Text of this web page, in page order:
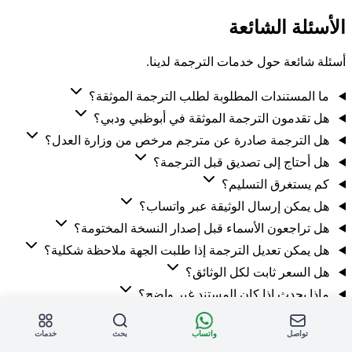
الأسئلة الشائعة
أسئلة شائعة حول خدمات الترجمة لدينا.
ما المستندات المطلوبة لطلب الترجمة الموثقة؟
هل تقدمون الترجمة الموثقة في أبوظبي ودبي؟
هل الترجمة صادرة عن مترجم مرخص من وزارة العدل؟
هل أحتاج إلى تصديق قبل الترجمة؟
كم يستغرق التسليم؟
هل يمكن إرسال الوثيقة عبر واتساب؟
هل تراجعون الأسماء قبل إصدار النسخة المختومة؟
هل يمكن تعديل الترجمة إذا طلبت الجهة ملاحظة شكلية؟
هل السعر ثابت لكل الوثائق؟
ماذا يحدث إذا كان المستند غير واضح؟
خدمات ذات صلة
تواصل واتساب بحث خدمات